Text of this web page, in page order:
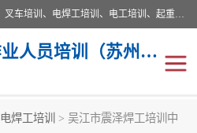
苏州宏远特种作业人员培训，提供：叉车培训、电焊工培训、电工培训、起重机培训、电梯培训、登高培训等服务苏州本地培训服务。始终坚持“以人为本，质量立校”的办学思想，以培养社会应用型人才为己任，明码收费，诚实守信，中途不收任何费用。随到随学，学会为止，一期未学会者免费再学，直到学会为止。
宏远特种作业人员培训（苏州）有限公司
电焊工培训
> 吴江市震泽焊工培训中